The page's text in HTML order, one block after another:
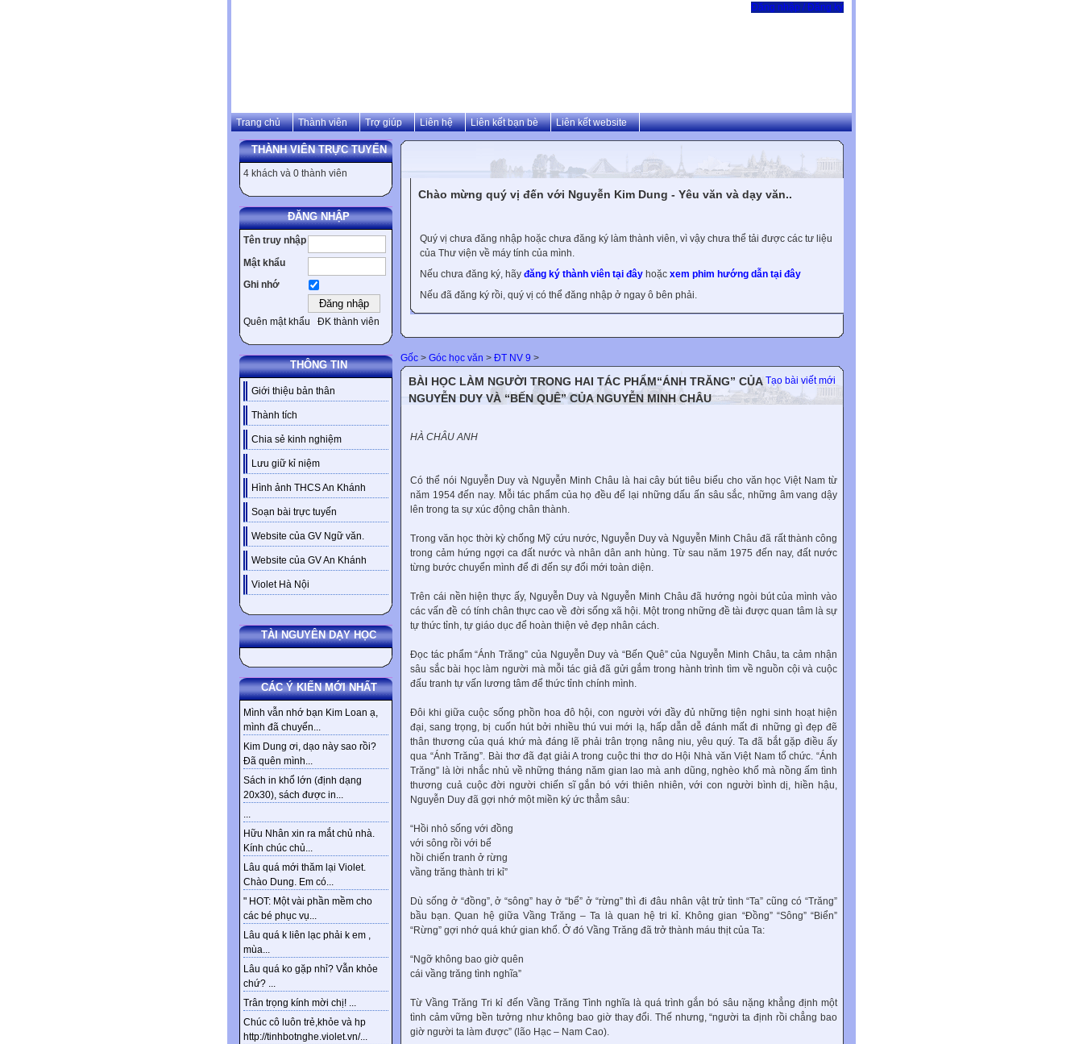
Đăng nhập / Đăng ký
Trang chủ Thành viên Trợ giúp Liên hệ Liên kết bạn bè Liên kết website
THÀNH VIÊN TRỰC TUYẾN
4 khách và 0 thành viên
ĐĂNG NHẬP
Tên truy nhập
Mật khẩu
Ghi nhớ
Quên mật khẩu ĐK thành viên
THÔNG TIN
Giới thiệu bản thân
Thành tích
Chia sẻ kinh nghiệm
Lưu giữ kỉ niệm
Hình ảnh THCS An Khánh
Soạn bài trực tuyến
Website của GV Ngữ văn.
Website của GV An Khánh
Violet Hà Nội
TÀI NGUYÊN DẠY HỌC
CÁC Ý KIẾN MỚI NHẤT
Mình vẫn nhớ bạn Kim Loan ạ,
mình đã chuyển...
Kim Dung ơi, dạo này sao rồi?
Đã quên mình...
Sách in khổ lớn (định dạng
20x30), sách được in...
...
Hữu Nhân xin ra mắt chủ nhà.
Kính chúc chủ...
Lâu quá mới thăm lại Violet.
Chào Dung. Em có...
" HOT: Một vài phần mềm cho
các bé phục vụ...
Lâu quá k liên lạc phải k em ,
mùa...
Lâu quá ko gặp nhỉ? Vẫn khỏe
chứ? ...
Trân trọng kính mời chị! ...
Chúc cô luôn trẻ,khỏe và hp
http://tinhbotnghe.violet.vn/...
Chào mừng quý vị đến với Nguyễn Kim Dung - Yêu văn và dạy văn..
Quý vị chưa đăng nhập hoặc chưa đăng ký làm thành viên, vì vậy chưa thể tải được các tư liệu
của Thư viện về máy tính của mình.
Nếu chưa đăng ký, hãy đăng ký thành viên tại đây hoặc xem phim hướng dẫn tại đây
Nếu đã đăng ký rồi, quý vị có thể đăng nhập ở ngay ô bên phải.
Gốc > Góc học văn > ĐT NV 9 >
Tạo bài viết mới
BÀI HỌC LÀM NGƯỜI TRONG HAI TÁC PHẨM“ÁNH TRĂNG” CỦA
NGUYỄN DUY VÀ “BẾN QUÊ” CỦA NGUYỄN MINH CHÂU
HÀ CHÂU ANH
Có thể nói Nguyễn Duy và Nguyễn Minh Châu là hai cây bút tiêu biểu cho văn học Việt Nam từ
năm 1954 đến nay. Mỗi tác phẩm của họ đều để lại những dấu ấn sâu sắc, những âm vang dậy
lên trong ta sự xúc động chân thành.
Trong văn học thời kỳ chống Mỹ cứu nước, Nguyễn Duy và Nguyễn Minh Châu đã rất thành công
trong cảm hứng ngợi ca đất nước và nhân dân anh hùng. Từ sau năm 1975 đến nay, đất nước
từng bước chuyển mình để đi đến sự đổi mới toàn diện.
Trên cái nền hiện thực ấy, Nguyễn Duy và Nguyễn Minh Châu đã hướng ngòi bút của mình vào
các vấn đề có tính chân thực cao về đời sống xã hội. Một trong những đề tài được quan tâm là sự
tự thức tỉnh, tự giáo dục để hoàn thiện vẻ đẹp nhân cách.
Đọc tác phẩm “Ánh Trăng” của Nguyễn Duy và “Bến Quê” của Nguyễn Minh Châu, ta cảm nhận
sâu sắc bài học làm người mà mỗi tác giả đã gửi gắm trong hành trình tìm về nguồn cội và cuộc
đấu tranh tự vấn lương tâm để thức tỉnh chính mình.
Đôi khi giữa cuộc sống phồn hoa đô hội, con người với đầy đủ những tiện nghi sinh hoạt hiện
đại, sang trọng, bị cuốn hút bởi nhiều thú vui mới lạ, hấp dẫn dễ đánh mất đi những gì đẹp đẽ
thân thương của quá khứ mà đáng lẽ phải trân trọng nâng niu, yêu quý. Ta đã bắt gặp điều ấy
qua “Ánh Trăng”. Bài thơ đã đạt giải A trong cuộc thi thơ do Hội Nhà văn Việt Nam tổ chức. “Ánh
Trăng” là lời nhắc nhủ về những tháng năm gian lao mà anh dũng, nghèo khổ mà nồng ấm tình
thương cuả cuộc đời người chiến sĩ gắn bó với thiên nhiên, với con người bình dị, hiền hậu,
Nguyễn Duy đã gợi nhớ một miền ký ức thẳm sâu:
“Hồi nhỏ sống với đồng
với sông rồi với bể
hồi chiến tranh ở rừng
vầng trăng thành tri kỉ”
Dù sống ở “đồng”, ở “sông” hay ở “bể” ở “rừng” thì đi đâu nhân vật trử tình “Ta” cũng có “Trăng”
bầu bạn. Quan hệ giữa Vầng Trăng – Ta là quan hệ tri kỉ. Không gian “Đồng” “Sông” “Biển”
“Rừng” gợi nhớ quá khứ gian khổ. Ở đó Vầng Trăng đã trở thành máu thịt của Ta:
“Ngỡ không bao giờ quên
cái vầng trăng tình nghĩa”
Từ Vầng Trăng Tri kỉ đến Vầng Trăng Tình nghĩa là quá trình gắn bó sâu nặng khẳng định một
tình cảm vững bền tưởng như không bao giờ thay đổi. Thế nhưng, “người ta định rồi chẳng bao
giờ người ta làm được” (lão Hạc – Nam Cao).